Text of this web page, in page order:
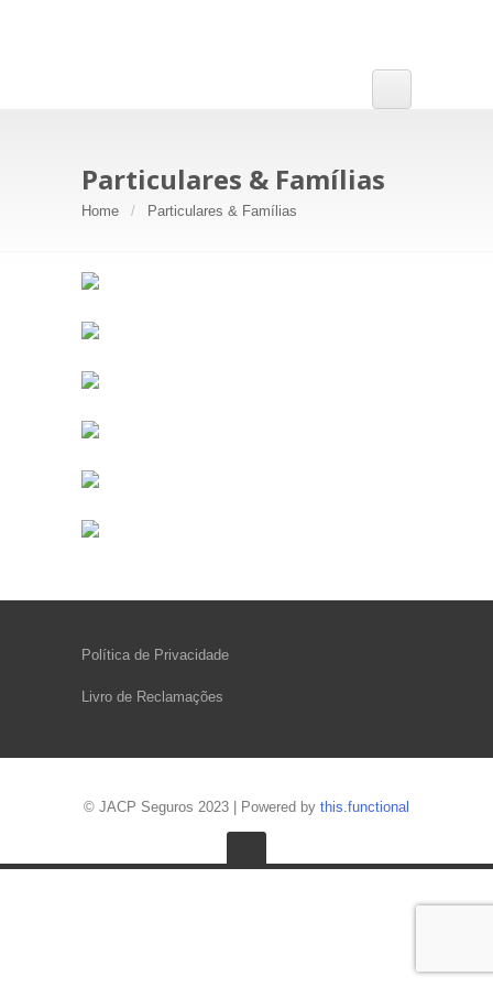
Particulares & Famílias
Home Particulares & Famílias
Política de Privacidade
Livro de Reclamações
© JACP Seguros 2023 | Powered by this.functional